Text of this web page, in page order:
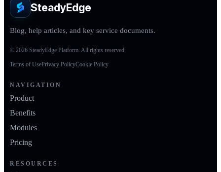
SteadyEdge
Blog, help articles, and key service documents.
© 2026 SteadyEdge Platform. All rights reserved.
Terms of UsePrivacy PolicyCookie Policy
NAVIGATION
Product
Benefits
Modules
Pricing
RESOURCES